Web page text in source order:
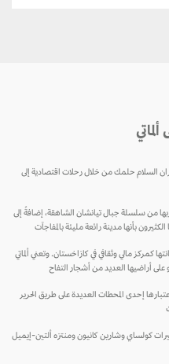
حلمك من خلال رحلات اقتصادية إلى
من سلسلة جبال تيانشان الشاهقة، إضافةً إلى
بأنها مدينة رائعة مليئة بالمفاجآت
كمركز مالي وثقافي في كازاخستان. وتعني ألماتي
أراضيها العديد من أشجار التفاح
إحدى المحطات العديدة على طريق الحرير
كولساي وشارين كانيون ومنتزه ألتين-إيميل